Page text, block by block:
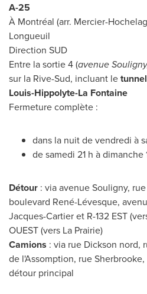
A-25
À Montréal (arr. Mercier-
Longueuil
Direction SUD
Entre la sortie 4 (avenue
sur la Rive-Sud, incluant letunnel
Louis-Hippolyte-La Fontaine
Fermeture complète :
dans la nuit de vendredi à
de samedi 21 h à dimanche
Détour : via avenue Souligny,
boulevard René-Lévesque,
Jacques-Cartier et R-132 EST
OUEST (vers La Prairie)
Camions : via rue Dickson nord,
de l'Assomption, rue
détour principal